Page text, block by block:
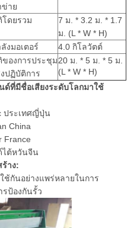
ข่าย
โดยรวม
7 ม. * 3.2 ม. * 1.7
ม. (L * W * H)
งมอเตอร์
4.0 กิโลวัตต์
ของการประชุม
งปฏิบัติการ
20 ม. * 5 ม. * 5 ม.
(L * W * H)
ด์ที่มีชื่อเสียงระดับโลกมาใช้
ประเทศญี่ปุ่น
China
France
ไต้หวันจีน
าง:
กันอย่างแพร่หลายในการ
รป้องกันรั้ว